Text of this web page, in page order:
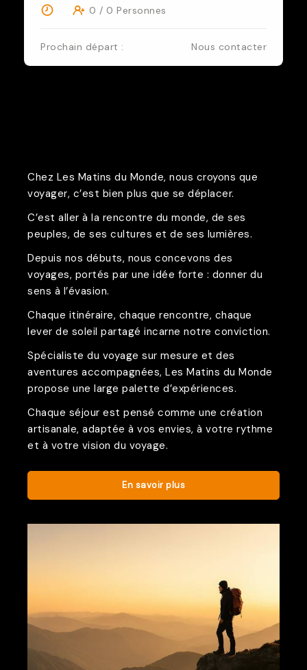
0 / 0 Personnes
Prochain départ : Nous contacter
Chez Les Matins du Monde, nous croyons que
voyager, c’est bien plus que se déplacer.
C’est aller à la rencontre du monde, de ses
peuples, de ses cultures et de ses lumières.
Depuis nos débuts, nous concevons des
voyages, portés par une idée forte : donner du
sens à l’évasion.
Chaque itinéraire, chaque rencontre, chaque
lever de soleil partagé incarne notre conviction.
Spécialiste du voyage sur mesure et des
aventures accompagnées, Les Matins du Monde
propose une large palette d’expériences.
Chaque séjour est pensé comme une création
artisanale, adaptée à vos envies, à votre rythme
et à votre vision du voyage.
En savoir plus